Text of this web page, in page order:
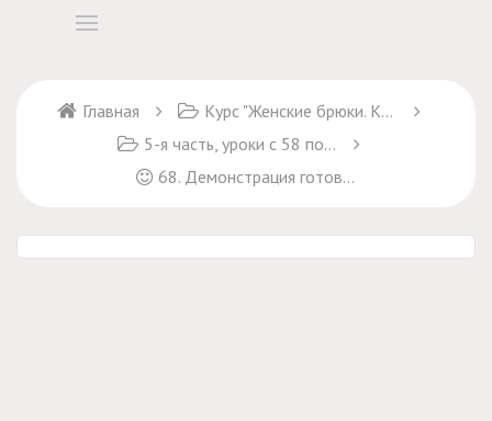
Главная
Курс "Женские брюки. Крой и пошив" + курс "Брюки Марлен"
5-я часть, уроки с 58 по 68
68. Демонстрация готового результата на фигуре